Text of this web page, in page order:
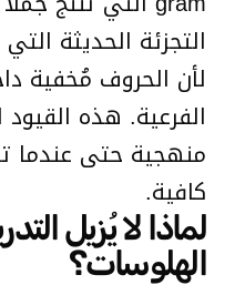
التجزئة الحديثة
لأن الحروف مُخفية
الفرعية. هذه
منهجية حتى عندما
كافية.
لماذا لا يُزيل
الهلوسات؟